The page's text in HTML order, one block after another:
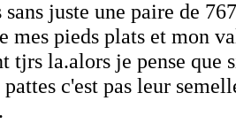
juste une paire de
mes pieds plats et mon
tjrs la.alors je pense que
c'est pas leur